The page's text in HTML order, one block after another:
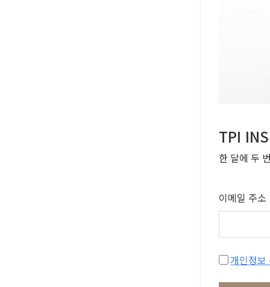
TPI
한 달에 두
이메일 주소